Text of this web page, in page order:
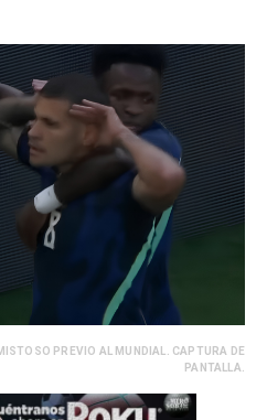
PREVIO AL MUNDIAL. CAPTURA DE
PANTALLA.